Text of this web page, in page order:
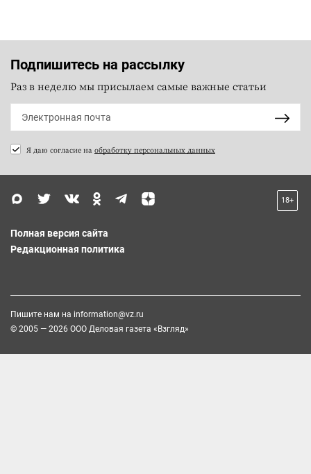
Подпишитесь на рассылку
Раз в неделю мы присылаем самые важные статьи
Я даю согласие на обработку персональных данных
18+
Полная версия сайта
Редакционная политика
Пишите нам на information@vz.ru
© 2005 — 2026 ООО Деловая газета «Взгляд»